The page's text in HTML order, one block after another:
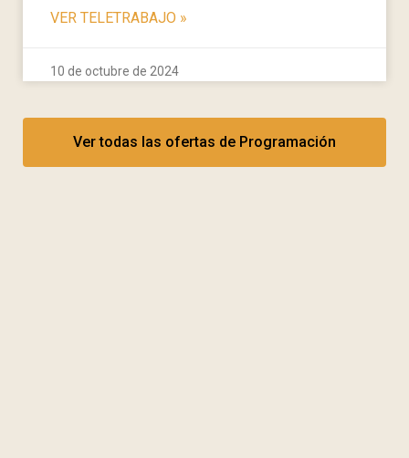
VER TELETRABAJO »
10 de octubre de 2024
Ver todas las ofertas de Programación